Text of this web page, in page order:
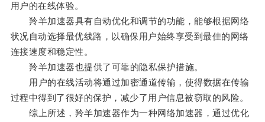
用户的在线体验。
羚羊加速器具有自动优化和调节的功能，能够根据网络
状况自动选择最优线路，以确保用户始终享受到最佳的网络
连接速度和稳定性。
羚羊加速器也提供了可靠的隐私保护措施。
用户的在线活动将通过加密通道传输，使得数据在传输
过程中得到了很好的保护，减少了用户信息被窃取的风险。
综上所述，羚羊加速器作为一种网络加速器，通过优化